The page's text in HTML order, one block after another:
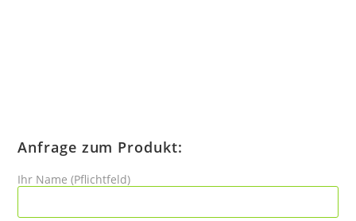
Anfrage zum Produkt:
Ihr Name (Pflichtfeld)